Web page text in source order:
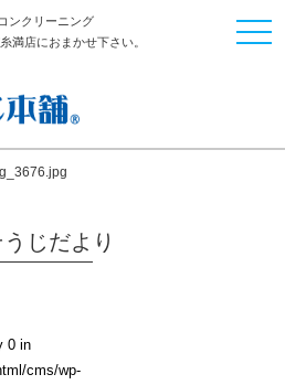
ンクリーニング
満店におまかせ下さい。
じだより
0 in
cms/wp-